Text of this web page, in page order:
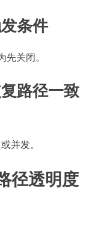
条件
先关闭。
路径一致
并发。
径透明度